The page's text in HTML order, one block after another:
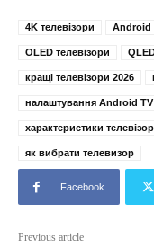
4K телевізори Android
OLED телевізори
кращі телевізори 2026
налаштування Android TV
характеристики
як вибрати телевизор
Facebook
Previous article